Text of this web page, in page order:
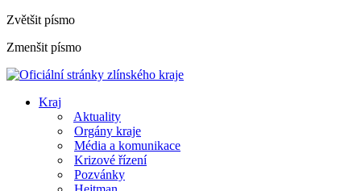
Zvětšit písmo
Zmenšit písmo
Kraj
Aktuality
Orgány kraje
Média a komunikace
Krizové řízení
Pozvánky